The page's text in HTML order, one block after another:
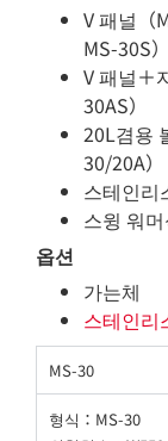
V 패널（
MS-30S）
V 패널＋
30AS）
20L겸용
30/20A）
스테인리
스윙 워
옵션
가는체
스테인리
MS-30
형식：MS-30